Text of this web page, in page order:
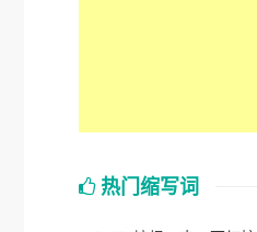
热门缩写词